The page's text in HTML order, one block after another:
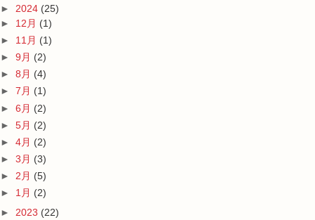
► 2024 (25)
► 12月 (1)
► 11月 (1)
► 9月 (2)
► 8月 (4)
► 7月 (1)
► 6月 (2)
► 5月 (2)
► 4月 (2)
► 3月 (3)
► 2月 (5)
► 1月 (2)
► 2023 (22)